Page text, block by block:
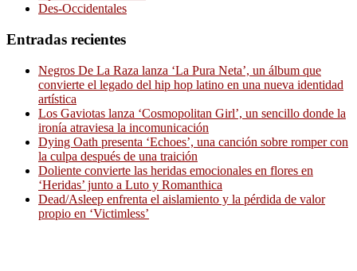
Des-Occidentales
Entradas recientes
Negros De La Raza lanza ‘La Pura Neta’, un álbum que
convierte el legado del hip hop latino en una nueva identidad
artística
Los Gaviotas lanza ‘Cosmopolitan Girl’, un sencillo donde la
ironía atraviesa la incomunicación
Dying Oath presenta ‘Echoes’, una canción sobre romper con
la culpa después de una traición
Doliente convierte las heridas emocionales en flores en
‘Heridas’ junto a Luto y Romanthica
Dead/Asleep enfrenta el aislamiento y la pérdida de valor
propio en ‘Victimless’